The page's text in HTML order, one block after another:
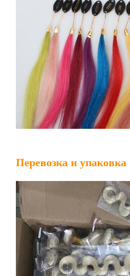
Перевозка и упаковка